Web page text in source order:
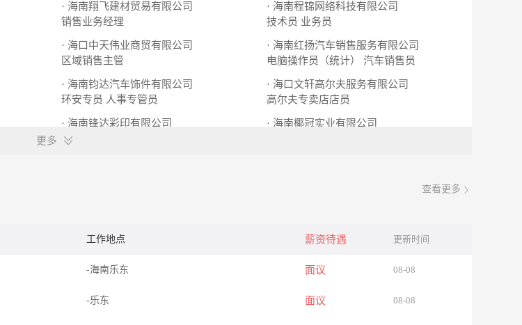
· 海南翔飞建材贸易有限公司
销售业务经理
· 海南程锦网络科技有限公司
技术员 业务员
· 海口中天伟业商贸有限公司
区域销售主管
· 海南红扬汽车销售服务有限公司
电脑操作员（统计）
汽车销售员
· 海南钧达汽车饰件有限公司
环安专员 人事专管员
· 海口文轩高尔夫服务有限公司
高尔夫专卖店店员
· 海南锋达彩印有限公司
会计
· 海南椰冠实业有限公司
更多
查看更多
工作地点 薪资待遇 更新时间
-海南乐东 面议 08-08
-乐东 面议 08-08